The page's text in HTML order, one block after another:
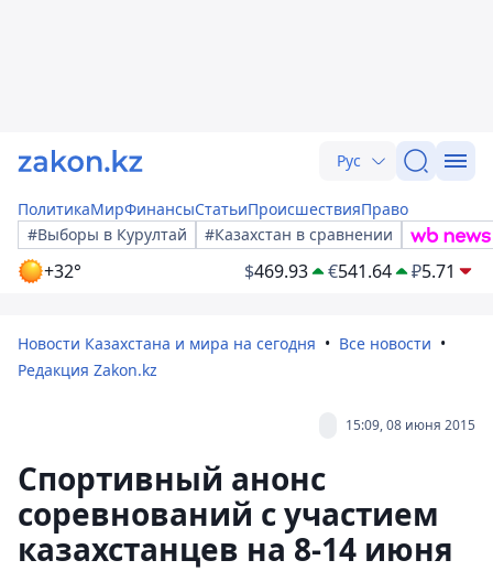
Рус
ПолитикаМирФинансыСтатьиПроисшествияПраво
#Выборы в Курултай
#Казахстан в сравнении
+32° $469.93 €541.64 ₽5.71
Новости Казахстана и мира на сегодня
Все новости
Редакция Zakon.kz
15:09, 08 июня 2015
Спортивный анонс
соревнований с участием
казахстанцев на 8-14 июня